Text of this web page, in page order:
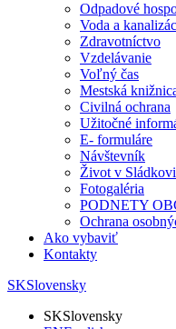
Odpadové
Voda a
Zdravotníctvo
Vzdelávanie
Voľný čas
Mestská
Civilná ochrana
Užitočné
E- formuláre
Návštevník
Život v
Fotogaléria
PODNETY
Ochrana
Ako vybaviť
Kontakty
SKSlovensky
SKSlovensky